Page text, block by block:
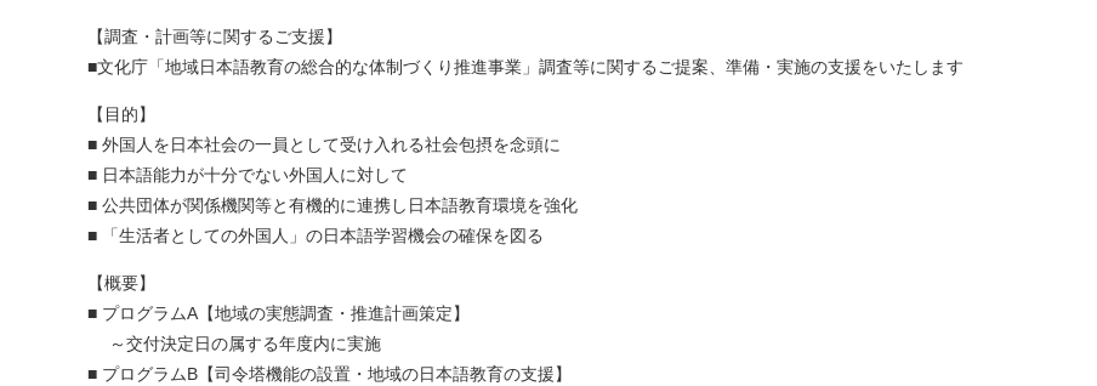
【調査・計画等に関するご支援】
■文化庁「地域日本語教育の総合的な体制づくり推進事業」調査等に関するご提案、準備・実施の支援をいたします
【目的】
■ 外国人を日本社会の一員として受け入れる社会包摂を念頭に
■ 日本語能力が十分でない外国人に対して
■ 公共団体が関係機関等と有機的に連携し日本語教育環境を強化
■ 「生活者としての外国人」の日本語学習機会の確保を図る
【概要】
■ プログラムA【地域の実態調査・推進計画策定】
～交付決定日の属する年度内に実施
■ プログラムB【司令塔機能の設置・地域の日本語教育の支援】